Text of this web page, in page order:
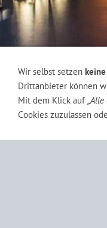
Wir selbst setzen
Drittanbieter können
Mit dem Klick auf „Alle
Cookies zuzulassen